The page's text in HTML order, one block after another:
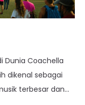
Dunia Coachella
dikenal sebagai
terbesar dan